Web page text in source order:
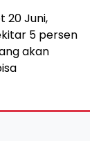
20 Juni,
5 persen
akan